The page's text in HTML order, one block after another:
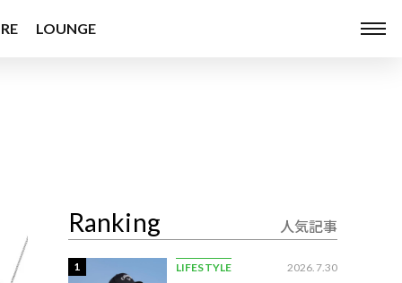
LOUNGE
Ranking 人気記事
1 LIFESTYLE 2026.7.30